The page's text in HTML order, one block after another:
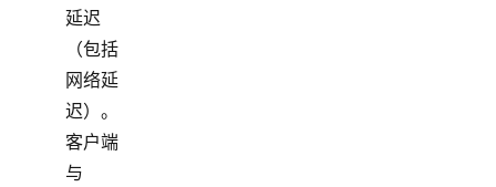
延迟
（包括
网络延
迟）。
客户端
与